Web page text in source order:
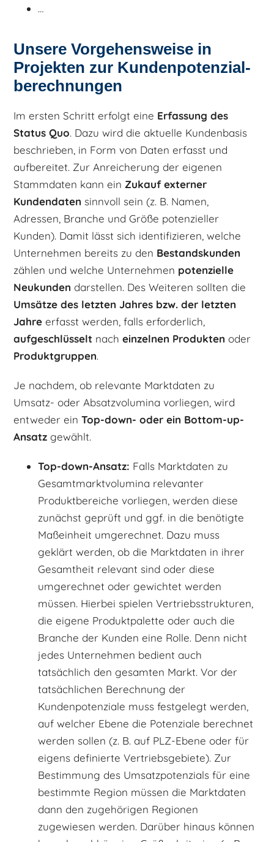
…
Unsere Vorgehensweise in
Projekten zur Kundenpotenzial­
berechnungen
Im ersten Schritt erfolgt eine Erfassung des
Status Quo. Dazu wird die aktuelle Kundenbasis
beschrieben, in Form von Daten erfasst und
aufbereitet. Zur Anreicherung der eigenen
Stammdaten kann einZukauf externer
Kundendaten sinnvoll sein (z. B. Namen,
Adressen, Branche und Größe potenzieller
Kunden). Damit lässt sich identifizieren, welche
Unternehmen bereits zu den Bestandskunden
zählen und welche Unternehmen potenzielle
Neukunden darstellen. Des Weiteren sollten die
Umsätze des letzten Jahres bzw. der letzten
Jahre erfasst werden, falls erforderlich,
aufgeschlüsselt nacheinzelnen Produkten oder
Produktgruppen.
Je nachdem, ob relevante Marktdaten zu
Umsatz- oder Absatzvolumina vorliegen, wird
entweder einTop-down- oder ein Bottom-up-
Ansatz gewählt.
Top-down-Ansatz: Falls Marktdaten zu
Gesamtmarktvolumina relevanter
Produktbereiche vorliegen, werden diese
zunächst geprüft und ggf. in die benötigte
Maßeinheit umgerechnet. Dazu muss
geklärt werden, ob die Marktdaten in ihrer
Gesamtheit relevant sind oder diese
umgerechnet oder gewichtet werden
müssen. Hierbei spielen Vertriebsstrukturen,
die eigene Produktpalette oder auch die
Branche der Kunden eine Rolle. Denn nicht
jedes Unternehmen bedient auch
tatsächlich den gesamten Markt. Vor der
tatsächlichen Berechnung der
Kundenpotenziale muss festgelegt werden,
auf welcher Ebene die Potenziale berechnet
werden sollen (z. B. auf PLZ-Ebene oder für
eigens definierte Vertriebsgebiete). Zur
Bestimmung des Umsatzpotenzials für eine
bestimmte Region müssen die Marktdaten
dann den zugehörigen Regionen
zugewiesen werden. Darüber hinaus können